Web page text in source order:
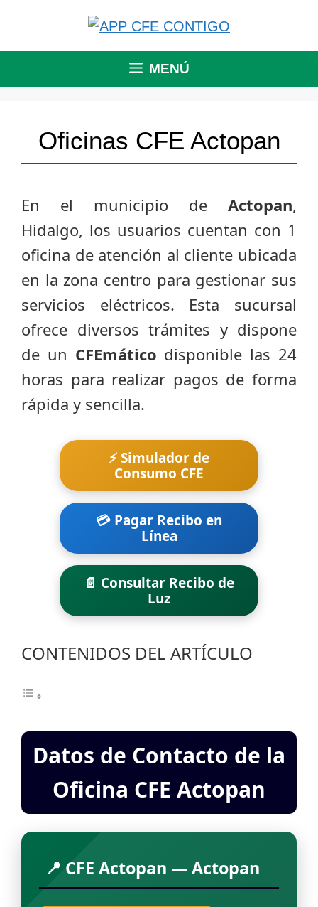
contenido
MENÚ
Oficinas CFE Actopan
En el municipio de Actopan,
Hidalgo, los usuarios cuentan con 1
oficina de atención al cliente ubicada
en la zona centro para gestionar sus
servicios eléctricos. Esta sucursal
ofrece diversos trámites y dispone
de un CFEmático disponible las 24
horas para realizar pagos de forma
rápida y sencilla.
⚡ Simulador de
Consumo CFE
💳 Pagar Recibo en
Línea
📄 Consultar Recibo de
Luz
CONTENIDOS DEL ARTÍCULO
Datos de Contacto de la
Oficina CFE Actopan
📍 CFE Actopan — Actopan